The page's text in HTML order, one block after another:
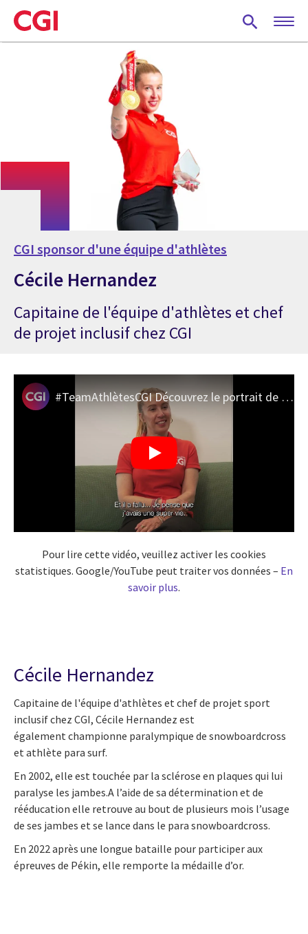
Skip
to
main
CGI sponsor d'une équipe d'athlètes
Cécile Hernandez
Capitaine de l'équipe d'athlètes et chef
de projet inclusif chez CGI
#TeamAthlètesCGI Découvrez le portrait de Cécile Hernandez
Pour lire cette vidéo, veuillez activer les cookies
statistiques. Google/YouTube peut traiter vos données – En
savoir plus.
Cécile Hernandez
Capitaine de l'équipe d'athlètes et chef de projet sport
inclusif chez CGI, Cécile Hernandez est
également championne paralympique de snowboardcross
et athlète para surf.
En 2002, elle est touchée par la sclérose en plaques qui lui
paralyse les jambes.A l’aide de sa détermination et de
rééducation elle retrouve au bout de plusieurs mois l’usage
de ses jambes et se lance dans le para snowboardcross.
En 2022 après une longue bataille pour participer aux
épreuves de Pékin, elle remporte la médaille d’or.